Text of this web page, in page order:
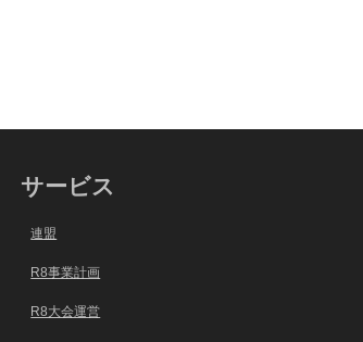
サービス
連盟
R8事業計画
R8大会運営